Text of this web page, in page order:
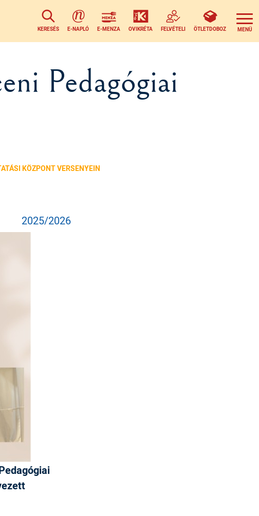
KERESÉS E-NAPLÓ E-MENZA OVIKRÉTA FELVÉTELI ÖTLETDOBOZ
Pedagógiai
KÖZPONT VERSENYEIN
2025/2026